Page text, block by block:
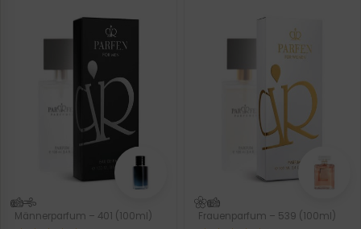
Männerparfum – 401 (100ml)
Frauenparfum – 539 (100ml)